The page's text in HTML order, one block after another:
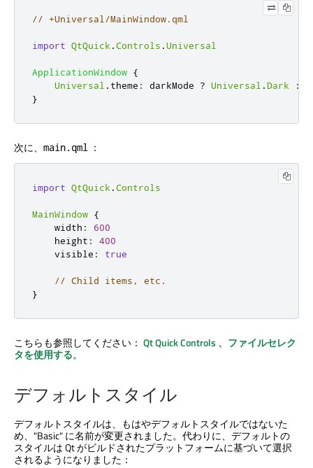
// +Universal/MainWindow.qml
import QtQuick .Controls .Universal
ApplicationWindow {
Universal . theme : darkMode ? Universal .Dark :
}
次に、 main.qml ：
import QtQuick .Controls
MainWindow {
width :
600
height :
400
visible : true
// Child items, etc.
}
こちらも参照してください： Qt Quick Controls 、ファイルセレク
タを使用する。
デフォルトスタイル
デフォルトスタイルは、もはやデフォルトスタイルではないた
め、"Basic" に名前が変更されました。代わりに、デフォルトの
スタイルは Qt がビルドされたプラットフォームに基づいて選択
されるようになりました：